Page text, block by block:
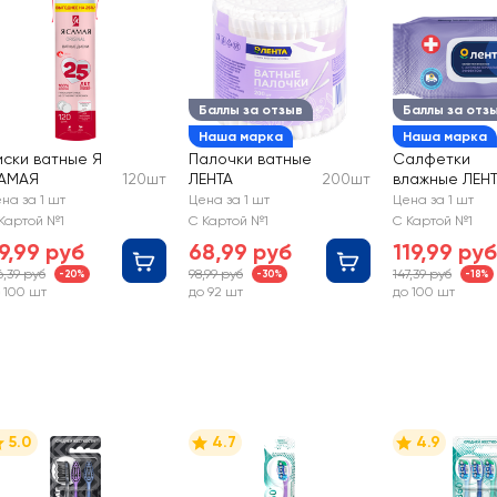
ватные Я
120шт
за 1 шт
№1
руб
руб -20%
100 шт
Баллы за отзыв
Наша марка
Палочки ватные
ЛЕНТА
200шт
Цена за 1 шт
С Картой №1
68,99 руб
98,99 руб -30%
до 92 шт
Баллы за
Наша марка
Салфетки
влажные
ным эффектом
Цена за 1 шт
С Картой №1
119,99 руб
147,39 руб -18%
до 100 шт
5.0 4.7 4.9